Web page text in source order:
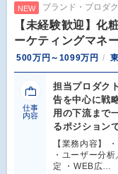
NEW ブランド・プロダ
【未経験歓迎】化
ーケティングマネ
500万円～1099万円
仕事
内容
担当プロダク
告を中心に戦
用の下流まで
るポジション
【業務内容】
・ユーザー分
定 ・WEB広…